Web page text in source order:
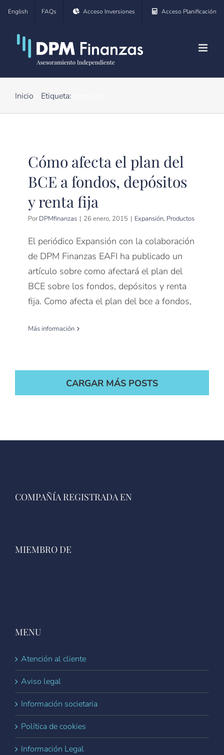
Saltar
contenido
English FAQs Acceso Inversiones Acceso Planificación
Inicio Etiqueta:
Cómo afecta el plan del
BCE a fondos, depósitos
y renta fija
PorDPMfinanzas | 26 enero, 2015 | Expansión, Productos
El periódico Expansión con la colaboración
de DPM Finanzas EAFI ha publicado un
artículo sobre como afectará el plan del
BCE sobre los fondos, depósitos y renta
fija. Como afecta el plan del bce a fondos,
Más información
CARGAR MÁS POSTS
COMPAÑÍA REGISTRADA EN
MIEMBRO DE
MENU
Atención al cliente
Aviso legal
Información societaria
Política de cookies
Información Legal